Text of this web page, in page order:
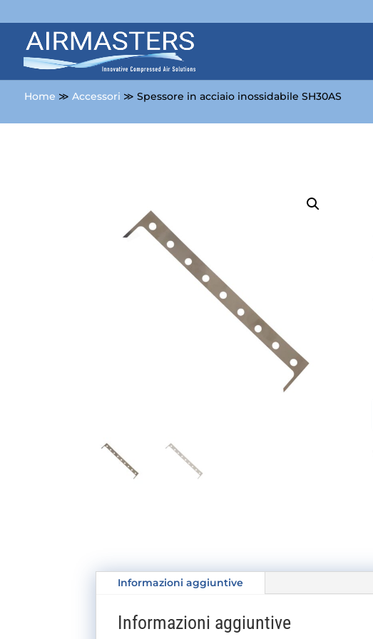
Home ≫ Accessori ≫ Spessore in acciaio inossidabile SH30AS
Informazioni aggiuntive
Informazioni aggiuntive